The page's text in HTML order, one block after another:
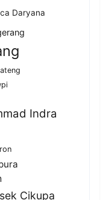
Daryana
Indra
Cikupa